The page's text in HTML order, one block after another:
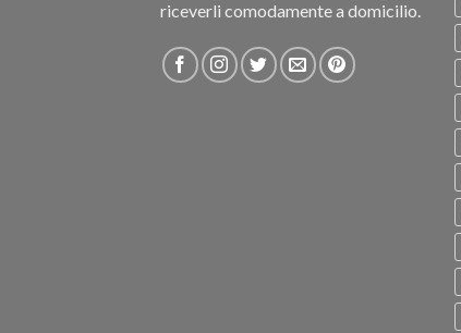
riceverli comodamente a domicilio.